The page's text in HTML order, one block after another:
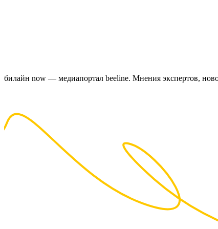
билайн now — медиапортал beeline. Мнения экспертов,